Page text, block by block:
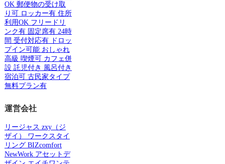
OK郵便物の受け取
り可ロッカー有住所
利用OKフリードリ
ンク有固定席有24時
間 受付対応有ドロッ
プイン可能おしゃれ
高級 喫煙可カフェ併
設 託児付き 風呂付き
宿泊可古民家タイプ
無料プラン有
運営会社
リージャス zxy（ジ
ザイ）
ワークスタイ
リングBIZcomfort
NewWorkアセットデ